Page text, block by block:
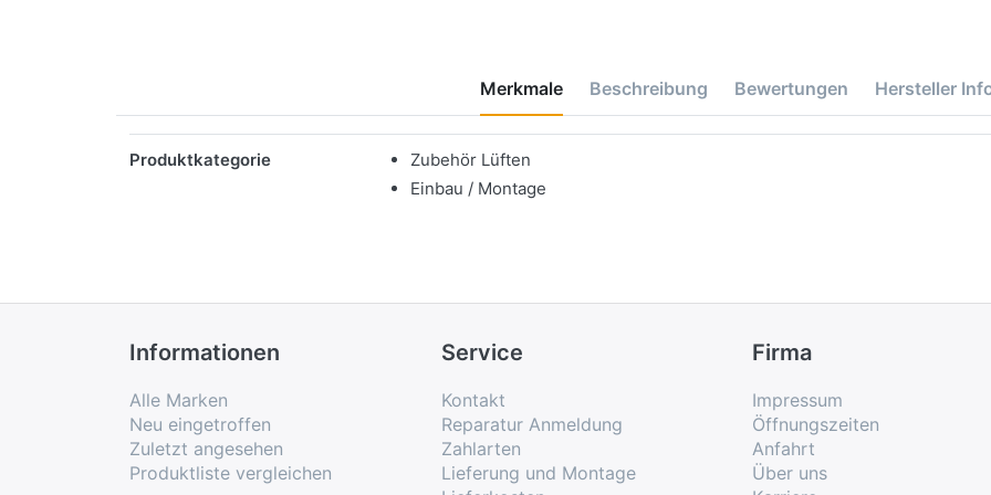
Merkmale Beschreibung Bewertungen Hersteller
Produktkategorie
Zubehör Lüften
Einbau / Montage
Informationen
Alle Marken
Neu eingetroffen
Zuletzt angesehen
Produktliste vergleichen
Service
Kontakt
Reparatur Anmeldung
Zahlarten
Lieferung und Montage
Firma
Impressum
Öffnungszeiten
Anfahrt
Über uns